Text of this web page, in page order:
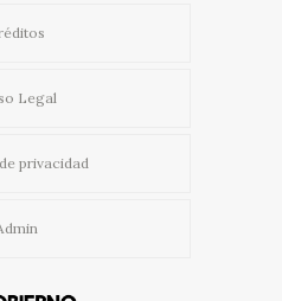
Legal
privacidad